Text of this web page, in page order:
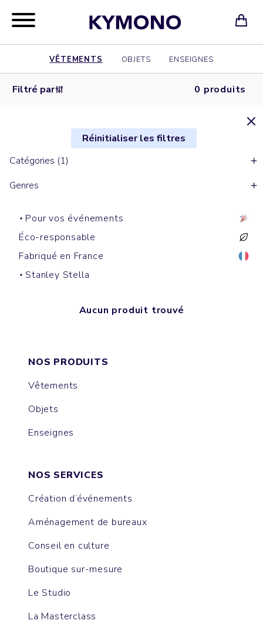
VÊTEMENTS OBJETS ENSEIGNES
Filtré par 0 produits
Réinitialiser les filtres
Catégories (1)
Genres
Pour vos événements
Éco-responsable
Fabriqué en France
Stanley Stella
Aucun produit trouvé
NOS PRODUITS
Vêtements
Objets
Enseignes
NOS SERVICES
Création d’événements
Aménagement de bureaux
Conseil en culture
Boutique sur-mesure
Le Studio
La Masterclass